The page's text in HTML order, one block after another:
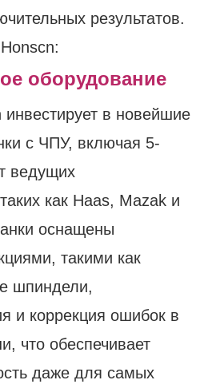
результатов.
оборудование
в новейшие
с ЧПУ, включая 5-
ведущих
как Haas, Mazak и
оснащены
такими как
шпиндели,
и коррекция ошибок в
что обеспечивает
даже для самых